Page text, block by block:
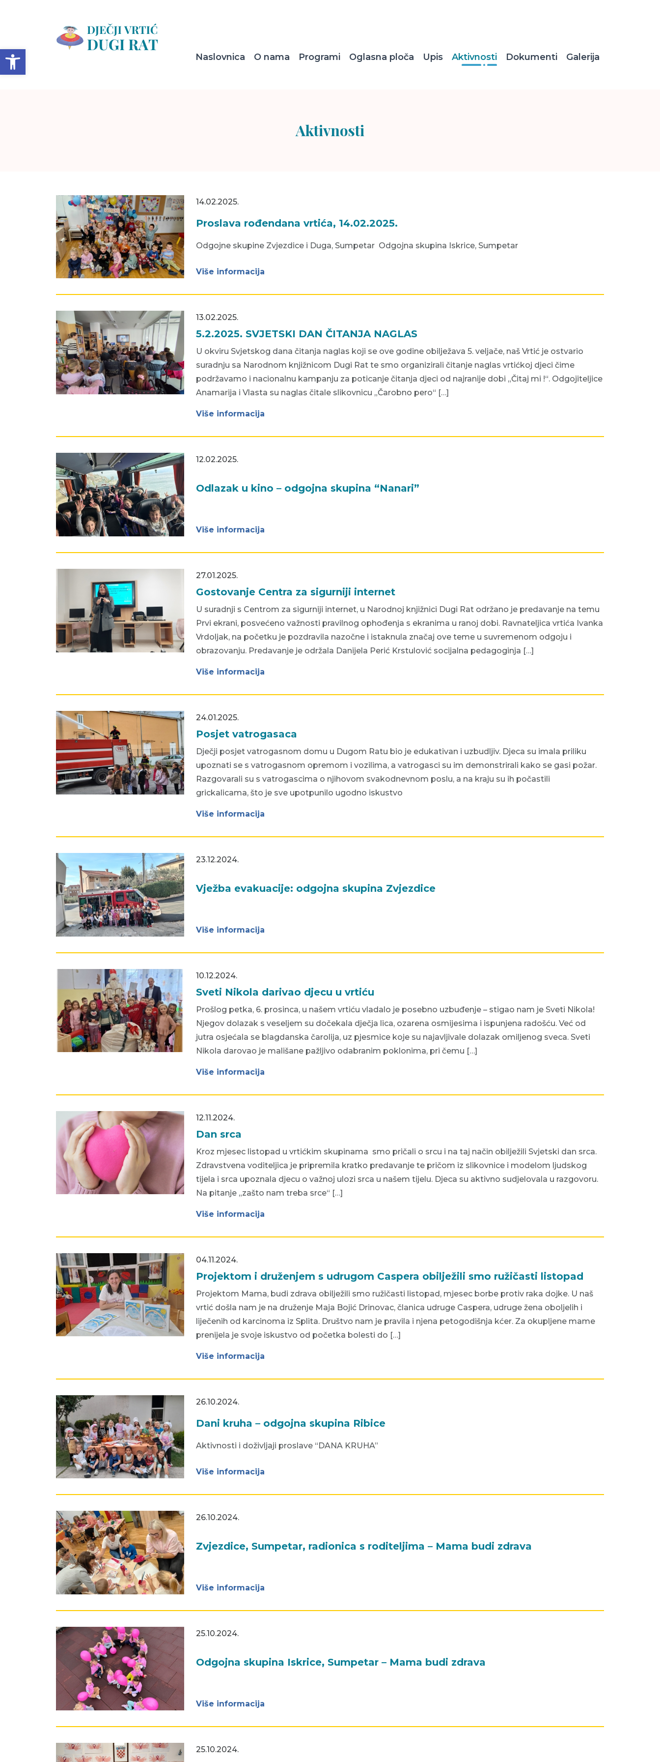
Open toolbar Naslovnica O nama Programi Oglasna ploča Upis Aktivnosti Dokumenti Galerija
Aktivnosti
14.02.2025.
Proslava rođendana vrtića, 14.02.2025.
Odgojne skupine Zvjezdice i Duga, Sumpetar Odgojna skupina Iskrice, Sumpetar
Više informacija
13.02.2025.
5.2.2025. SVJETSKI DAN ČITANJA NAGLAS
U okviru Svjetskog dana čitanja naglas koji se ove godine obilježava 5. veljače, naš Vrtić je ostvario
suradnju sa Narodnom knjižnicom Dugi Rat te smo organizirali čitanje naglas vrtićkoj djeci čime
podržavamo i nacionalnu kampanju za poticanje čitanja djeci od najranije dobi „Čitaj mi !“. Odgojiteljice
Anamarija i Vlasta su naglas čitale slikovnicu „Čarobno pero“ […]
Više informacija
12.02.2025.
Odlazak u kino – odgojna skupina “Nanari”
Više informacija
27.01.2025.
Gostovanje Centra za sigurniji internet
U suradnji s Centrom za sigurniji internet, u Narodnoj knjižnici Dugi Rat održano je predavanje na temu
Prvi ekrani, posvećeno važnosti pravilnog ophođenja s ekranima u ranoj dobi. Ravnateljica vrtića Ivanka
Vrdoljak, na početku je pozdravila nazočne i istaknula značaj ove teme u suvremenom odgoju i
obrazovanju. Predavanje je održala Danijela Perić Krstulović socijalna pedagoginja […]
Više informacija
24.01.2025.
Posjet vatrogasaca
Dječji posjet vatrogasnom domu u Dugom Ratu bio je edukativan i uzbudljiv. Djeca su imala priliku
upoznati se s vatrogasnom opremom i vozilima, a vatrogasci su im demonstrirali kako se gasi požar.
Razgovarali su s vatrogascima o njihovom svakodnevnom poslu, a na kraju su ih počastili
grickalicama, što je sve upotpunilo ugodno iskustvo
Više informacija
23.12.2024.
Vježba evakuacije: odgojna skupina Zvjezdice
Više informacija
10.12.2024.
Sveti Nikola darivao djecu u vrtiću
Prošlog petka, 6. prosinca, u našem vrtiću vladalo je posebno uzbuđenje – stigao nam je Sveti Nikola!
Njegov dolazak s veseljem su dočekala dječja lica, ozarena osmijesima i ispunjena radošću. Već od
jutra osjećala se blagdanska čarolija, uz pjesmice koje su najavljivale dolazak omiljenog sveca. Sveti
Nikola darovao je mališane pažljivo odabranim poklonima, pri čemu […]
Više informacija
12.11.2024.
Dan srca
Kroz mjesec listopad u vrtićkim skupinama smo pričali o srcu i na taj način obilježili Svjetski dan srca.
Zdravstvena voditeljica je pripremila kratko predavanje te pričom iz slikovnice i modelom ljudskog
tijela i srca upoznala djecu o važnoj ulozi srca u našem tijelu. Djeca su aktivno sudjelovala u razgovoru.
Na pitanje „zašto nam treba srce“ […]
Više informacija
04.11.2024.
Projektom i druženjem s udrugom Caspera obilježili smo ružičasti listopad
Projektom Mama, budi zdrava obilježili smo ružičasti listopad, mjesec borbe protiv raka dojke. U naš
vrtić došla nam je na druženje Maja Bojić Drinovac, članica udruge Caspera, udruge žena oboljelih i
liječenih od karcinoma iz Splita. Društvo nam je pravila i njena petogodišnja kćer. Za okupljene mame
prenijela je svoje iskustvo od početka bolesti do […]
Više informacija
26.10.2024.
Dani kruha – odgojna skupina Ribice
Aktivnosti i doživljaji proslave “DANA KRUHA”
Više informacija
26.10.2024.
Zvjezdice, Sumpetar, radionica s roditeljima – Mama budi zdrava
Više informacija
25.10.2024.
Odgojna skupina Iskrice, Sumpetar – Mama budi zdrava
Više informacija
25.10.2024.